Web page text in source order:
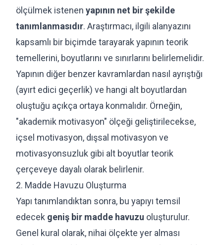
ölçülmek istenen yapının net bir şekilde
tanımlanmasıdır. Araştırmacı, ilgili alanyazını
kapsamlı bir biçimde tarayarak yapının teorik
temellerini, boyutlarını ve sınırlarını belirlemelidir.
Yapının diğer benzer kavramlardan nasıl ayrıştığı
(ayırt edici geçerlik) ve hangi alt boyutlardan
oluştuğu açıkça ortaya konmalıdır. Örneğin,
"akademik motivasyon" ölçeği geliştirilecekse,
içsel motivasyon, dışsal motivasyon ve
motivasyonsuzluk gibi alt boyutlar teorik
çerçeveye dayalı olarak belirlenir.
2. Madde Havuzu Oluşturma
Yapı tanımlandıktan sonra, bu yapıyı temsil
edecek geniş bir madde havuzu oluşturulur.
Genel kural olarak, nihai ölçekte yer alması